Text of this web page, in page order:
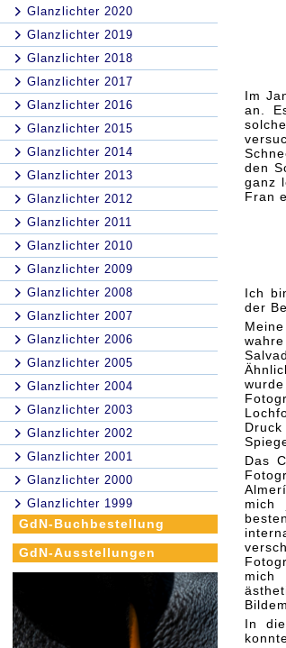
Glanzlichter 2020
Glanzlichter 2019
Glanzlichter 2018
Glanzlichter 2017
Glanzlichter 2016
Glanzlichter 2015
Glanzlichter 2014
Glanzlichter 2013
Glanzlichter 2012
Glanzlichter 2011
Glanzlichter 2010
Glanzlichter 2009
Glanzlichter 2008
Glanzlichter 2007
Glanzlichter 2006
Glanzlichter 2005
Glanzlichter 2004
Glanzlichter 2003
Glanzlichter 2002
Glanzlichter 2001
Glanzlichter 2000
Glanzlichter 1999
GdN-Buchbestellung
GdN-Ausstellungen
Im
an.
den
ganz
Fran
Ich
der
Das
mich
mich
In